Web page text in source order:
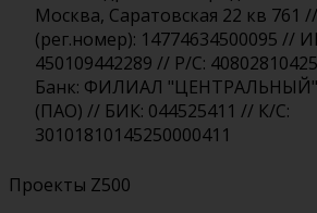
Москва, Саратовская 22 кв 761
(рег.номер): 14774634500095 //
450109442289 // Р/С:
Банк: ФИЛИАЛ
(ПАО) // БИК: 044525411 // К/С:
30101810145250000411
Проекты Z500